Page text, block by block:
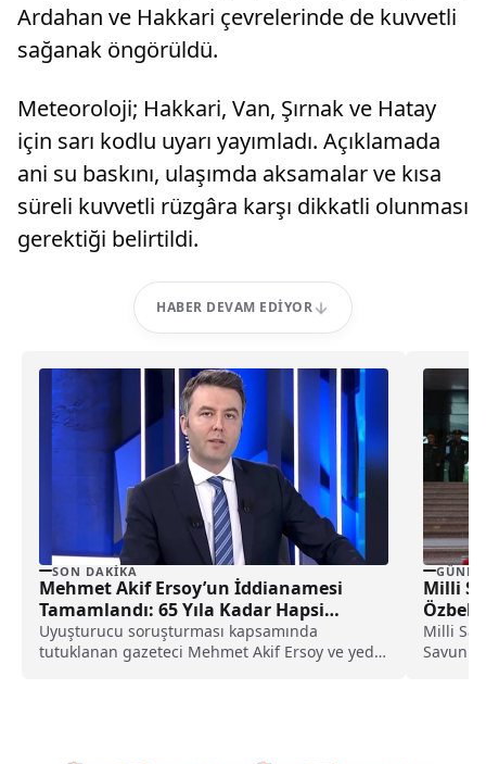
Ardahan ve Hakkari çevrelerinde de kuvvetli
sağanak öngörüldü.
Meteoroloji; Hakkari, Van, Şırnak ve Hatay
için sarı kodlu uyarı yayımladı. Açıklamada
ani su baskını, ulaşımda aksamalar ve kısa
süreli kuvvetli rüzgâra karşı dikkatli olunması
gerektiği belirtildi.
HABER DEVAM EDIYOR
SON DAKIKA
Mehmet Akif Ersoy’un İddianamesi
Tamamlandı: 65 Yıla Kadar Hapsi
İsteniyor!
Uyuşturucu soruşturması kapsamında
tutuklanan gazeteci Mehmet Akif Ersoy ve yedi
Milli
Milli